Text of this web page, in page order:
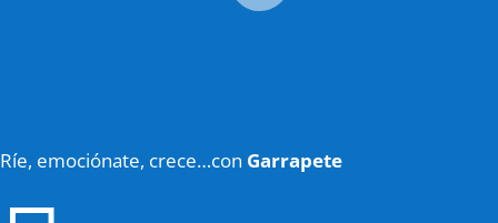
Ríe, emociónate, crece…con Garrapete